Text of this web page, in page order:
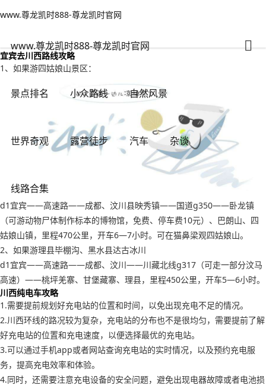
www.尊龙凯时888-尊龙凯时官网
www.尊龙凯时888-尊龙凯时官网
景点排名 小众路线 自然风景
世界奇观 露营徒步 汽车 杂谈
线路合集
www.尊龙凯时888-尊龙凯时官网
川西旅行攻略旅游线路 宜宾去川西路线攻略-www.尊龙凯时888
宜宾去川西路线攻略
1、如果游四姑娘山景区：
d1宜宾——高速路——成都、汶川县映秀镇——国道g350——卧龙镇
（可游动物尸体制作标本的博物馆，免费、停车费10元）、巴朗山、四
姑娘山镇，里程470公里，开车6—7小时。可在猫鼻梁观四姑娘山。
2、如果游理县毕棚沟、黑水县达古冰川
d1宜宾——高速路——成都、汶川——川藏北线g317（可走一部分汶马
高速）——桃坪羌寨、甘堡藏寨、理县，里程450公里，开车5—6小时。
川西纯电车攻略
1.需要提前规划好充电站的位置和时间，以免出现充电不足的情况。
2.川西环线的路况较为复杂，充电站的分布也不是很均匀，需要提前了解
好充电站的位置和充电速度，以便选择最优的充电站。
3.可以通过手机app或者网站查询充电站的实时情况，以及预约充电服
务，提高充电效率和体验。
4.同时，还需要注意充电设备的安全问题，避免出现电器故障或者电池损